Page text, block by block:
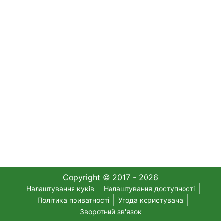
Copyright © 2017 - 2026
Налаштування куків
Налаштування доступності
Політика приватності
Угода користувача
Зворотний зв'язок